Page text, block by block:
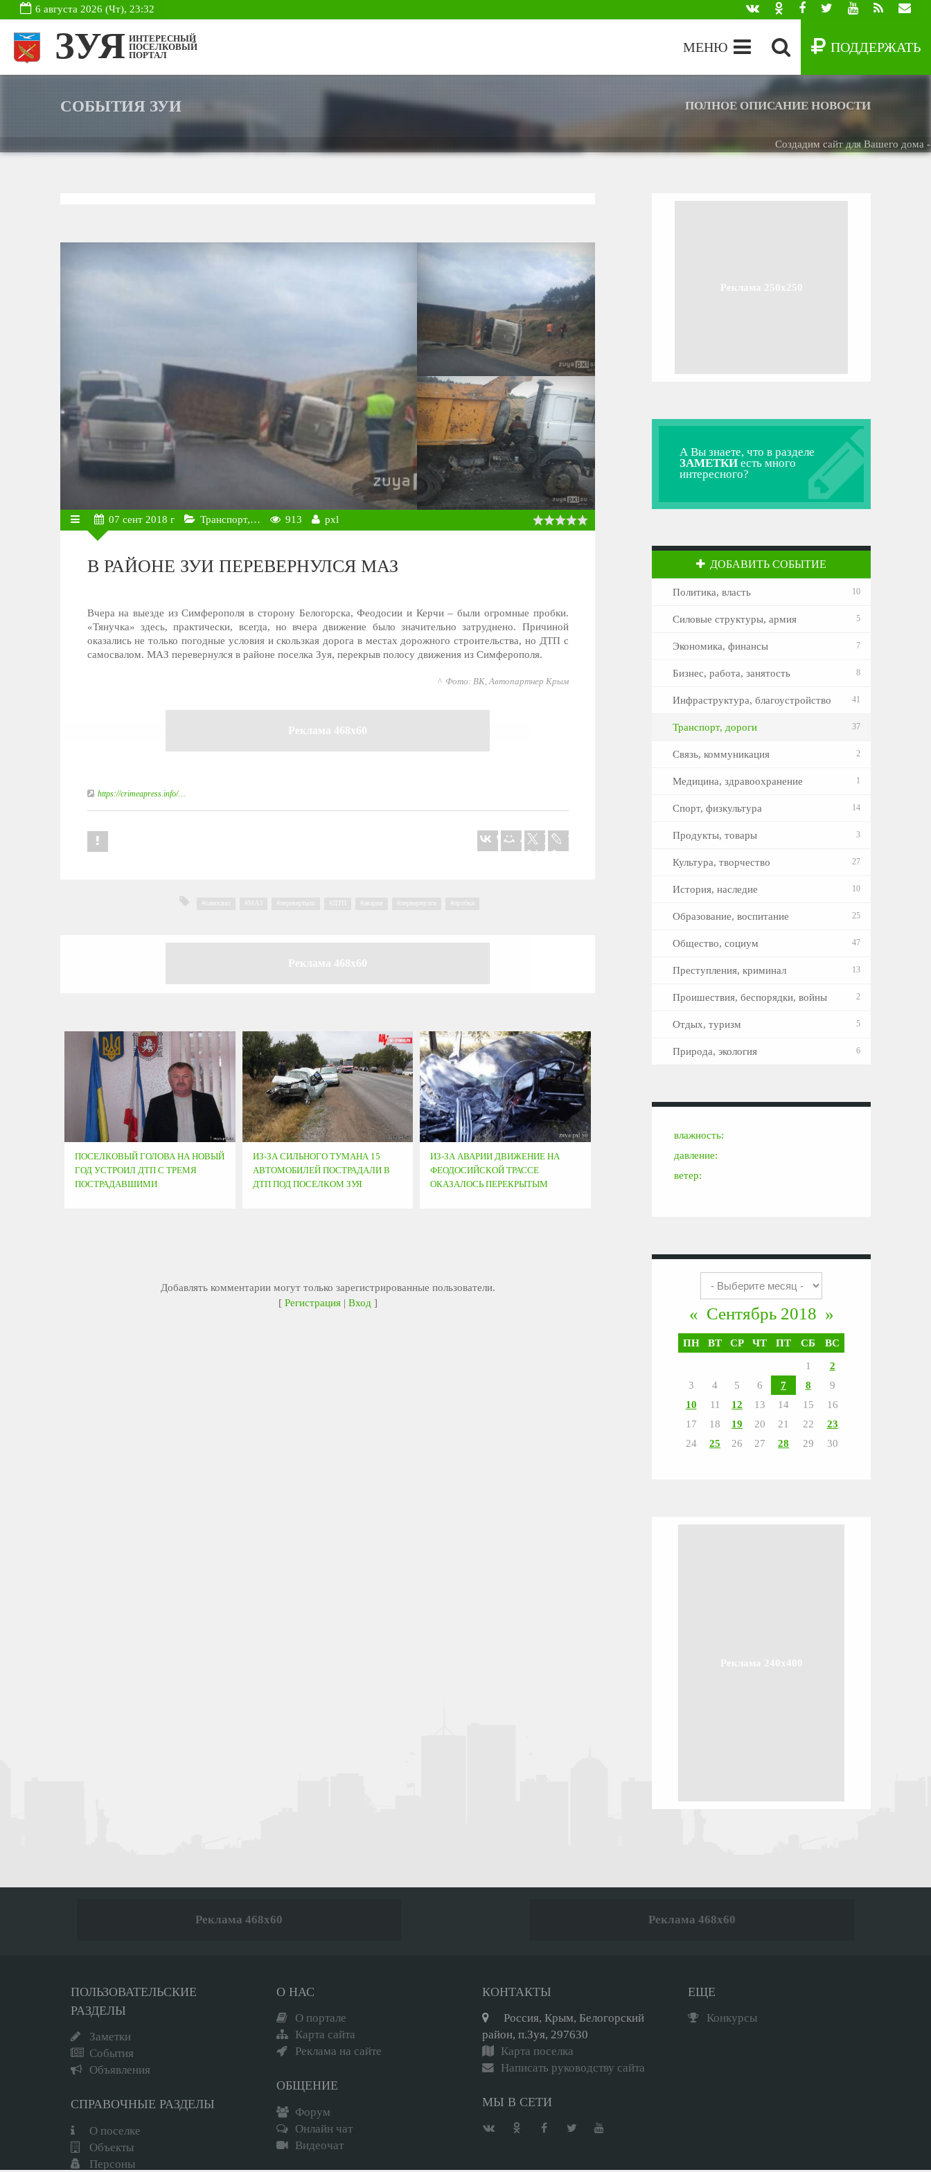
6 августа 2026 (Чт), 23:32
ЗУЯ ИНТЕРЕСНЫЙ
ПОСЕЛКОВЫЙ
ПОРТАЛ
ПОДДЕРЖАТЬ
МЕНЮ
СОБЫТИЯ ЗУИ ПОЛНОЕ ОПИСАНИЕ НОВОСТИ
Создадим сайт для Вашего дома -
07 сент 2018 г Транспорт,… 913 pxl
В РАЙОНЕ ЗУИ ПЕРЕВЕРНУЛСЯ МАЗ
Вчера на выезде из Симферополя в сторону Белогорска, Феодосии и Керчи – были огромные пробки.
«Тянучка» здесь, практически, всегда, но вчера движение было значительно затруднено. Причиной
оказались не только погодные условия и скользкая дорога в местах дорожного строительства, но ДТП с
самосвалом. МАЗ перевернулся в районе поселка Зуя, перекрыв полосу движения из Симферополя.
Фото: ВК, Автопартнер Крым
Реклама 468x60
https://crimeapress.info/…
самосвал МАЗ перевертыш ДТП авария первернулся пробки
Реклама 468x60
ПОСЕЛКОВЫЙ ГОЛОВА НА НОВЫЙ
ГОД УСТРОИЛ ДТП С ТРЕМЯ
ПОСТРАДАВШИМИ
ИЗ-ЗА СИЛЬНОГО ТУМАНА 15
АВТОМОБИЛЕЙ ПОСТРАДАЛИ В
ДТП ПОД ПОСЕЛКОМ ЗУЯ
ИЗ-ЗА АВАРИИ ДВИЖЕНИЕ НА
ФЕОДОСИЙСКОЙ ТРАССЕ
ОКАЗАЛОСЬ ПЕРЕКРЫТЫМ
Добавлять комментарии могут только зарегистрированные пользователи.
[ Регистрация| Вход]
Реклама 250x250
А Вы знаете, что в разделе
ЗАМЕТКИ есть много
интересного?
ДОБАВИТЬ СОБЫТИЕ
Политика, власть 10
Силовые структуры, армия 5
Экономика, финансы 7
Бизнес, работа, занятость 8
Инфраструктура, благоустройство 41
Транспорт, дороги 37
Связь, коммуникация 2
Медицина, здравоохранение 1
Спорт, физкультура 14
Продукты, товары 3
Культура, творчество 27
История, наследие 10
Образование, воспитание 25
Общество, социум 47
Преступления, криминал 13
Проишествия, беспорядки, войны 2
Отдых, туризм 5
Природа, экология 6
влажность:
давление:
ветер:
« Сентябрь 2018 »
ПН ВТ СР ЧТ ПТ СБ ВС
1
2
3
4 5 6 7 8
9
10
11 12 13 14 15
16
17
18 19 20 21 22
23
24
25 26 27 28 29 30
Реклама 240x400
Реклама 468x60 Реклама 468x60
ПОЛЬЗОВАТЕЛЬСКИЕ
РАЗДЕЛЫ
Заметки
События
Объявления
СПРАВОЧНЫЕ РАЗДЕЛЫ
О поселке
Объекты
Персоны
О НАС
О портале
Карта сайта
Реклама на сайте
ОБЩЕНИЕ
Форум
Онлайн чат
Видеочат
КОНТАКТЫ
Россия, Крым, Белогорский
район, п.Зуя, 297630
Карта поселка
Написать руководству сайта
МЫ В СЕТИ
ЕЩЕ
Конкурсы